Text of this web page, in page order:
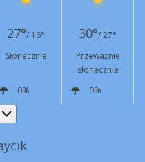
27°/ 16° 30°/ 27°
Słonecznie
Przeważnie
słonecznie
0%
0%